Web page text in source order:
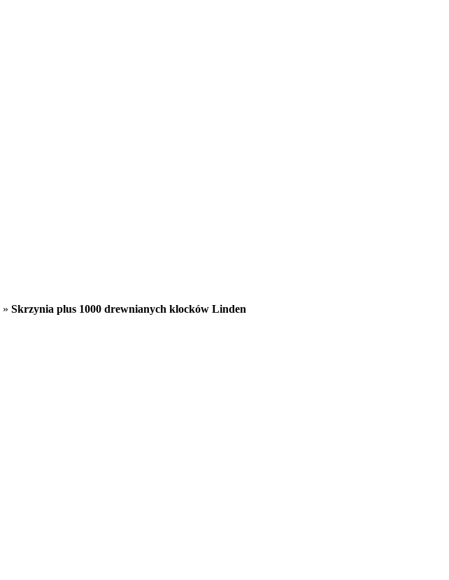
» Skrzynia plus 1000 drewnianych klocków Linden